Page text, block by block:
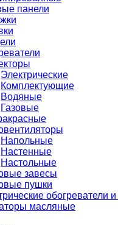
панели
Электрические
Комплектующие
Водяные
Газовые
Напольные
Настенные
Настольные
завесы
пушки
обогреватели
масляные